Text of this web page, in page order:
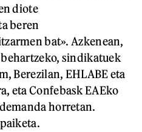
diote
beren
bat». Azkenean,
sindikatuek
Berezilan, EHLABE eta
eta Confebask EAEko
horretan.